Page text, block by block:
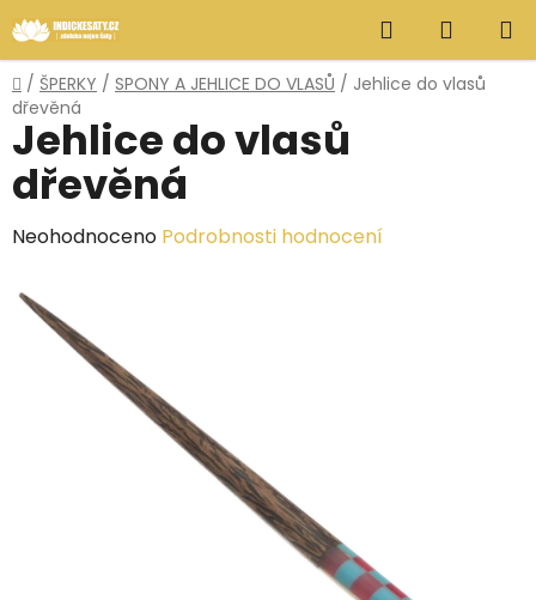
na
obsah
Hledat
KOŠÍK
Domů
/ ŠPERKY / SPONY A JEHLICE DO VLASŮ / Jehlice do vlasů
dřevěná
Jehlice do vlasů
dřevěná
Průměrné
produktu
Neohodnoceno Podrobnosti hodnocení